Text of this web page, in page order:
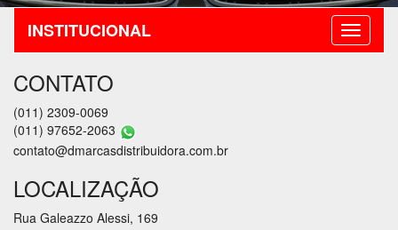
INSTITUCIONAL
CONTATO
(011) 2309-0069
(011) 97652-2063
contato@dmarcasdistribuidora.com.br
LOCALIZAÇÃO
Rua Galeazzo Alessi, 169